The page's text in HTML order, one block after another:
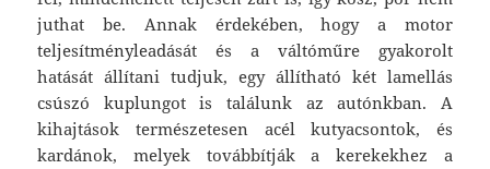
juthat be. Annak érdekében, hogy a motor
teljesítményleadását és a váltóműre gyakorolt
hatását állítani tudjuk, egy állítható két lamellás
csúszó kuplungot is találunk az autónkban. A
kihajtások természetesen acél kutyacsontok, és
kardánok, melyek továbbítják a kerekekhez a